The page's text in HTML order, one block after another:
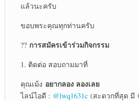
แล้วนะครับ
ขอบพระคุณทุกท่านครับ
?? การสมัครเข้าร่วมกิจกรรม
1. ติดต่อ สอบถามมาที่
คุณเม้ง อยากลอง ลองเลย
ไลน์ไอดี : @lwq1631c(สะดวกที่สุด มี